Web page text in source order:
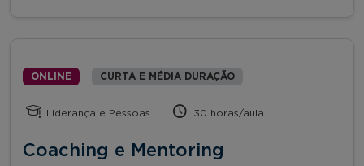
ONLINE CURTA E MÉDIA DURAÇÃO
Liderança e Pessoas 30 horas/aula
Coaching e Mentoring